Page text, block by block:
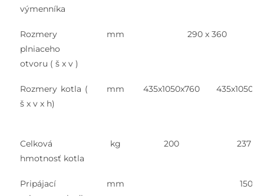
výmenníka
Rozmery
plniaceho
otvoru ( š x v )
mm 290 x 360
Rozmery kotla (
š x v x h)
mm 435x1050x760
Celková
hmotnosť kotla
kg 200 237
Pripájací
mm 150